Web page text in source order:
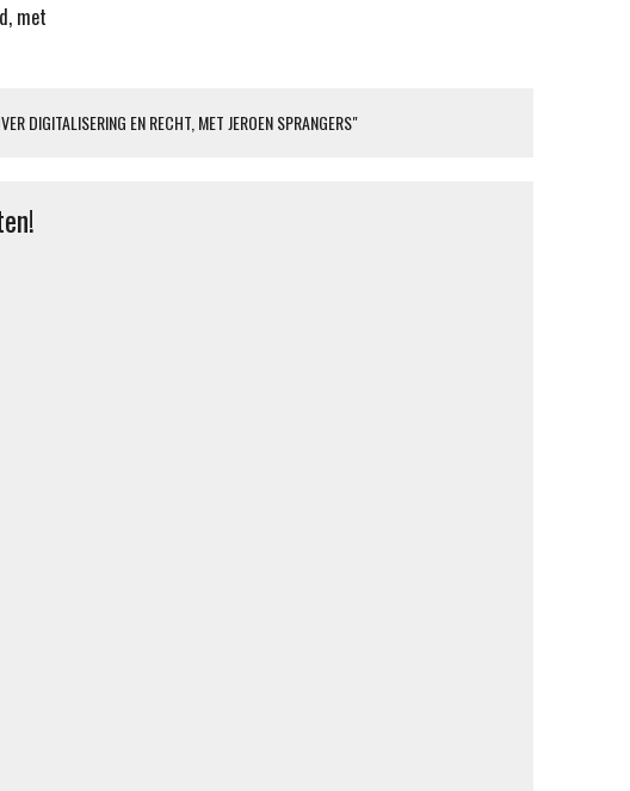
met
DIGITALISERING EN RECHT, MET JEROEN SPRANGERS"